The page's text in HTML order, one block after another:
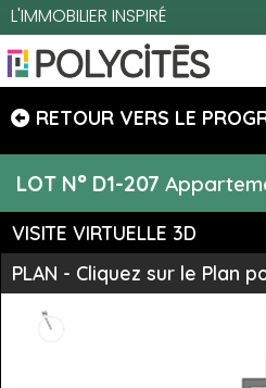
L'IMMOBILIER INSPIRÉ
RETOUR VERS LE
LOT N° D1-207
VISITE VIRTUELLE 3D
PLAN - Cliquez sur le Plan